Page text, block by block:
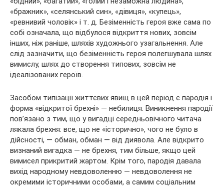
«бражник», «селянський син», «дівиця», «купець»,
«ревнивий чоловік» і т. д. Безіменність героя вже сама по
собі означала, що відбулося відкриття нових, зовсім
інших, ніж раніше, шляхів художнього узагальнення. Але
слід зазначити, що безіменність героя полегшувала шлях
вимислу, шлях до створення типових, зовсім не
ідеалізованих героїв.
Засобом типізації життєвих явищ в цей період є пародія і
форма «відкритої брехні» — небилиця. Виникнення пародії
пов’язано з тим, що у вигадці середньовічного читача
лякала брехня: все, що не «історично», чого не було в
дійсності, — обман, обман — від диявола. Але відкрито
визнаний вигадка — не брехня, тим більше, якщо цей
вимисел прикритий жартом. Крім того, пародія давала
вихід народному невдоволенню — невдоволення не
окремими історичними особами, а самим соціальним